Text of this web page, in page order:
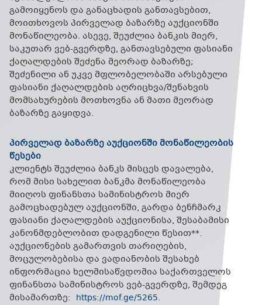
გამოიყენოს და განაცხადის განთავსებით,
მოითხოვოს პირველად ბაზარზე აუქციონში
მონაწილეობა. ასევე, შეუძლია ბანკის მიერ,
საკუთარ ვებ-გვერდზე, განთავსებული ფასიანი
ქაღალდების შეძენა მეორად ბაზარზე;
შეძენილი ან უკვე მფლობელობაში არსებული
ფასიანი ქაღალდების აღრიცხვა/შენახვის
მომსახურების მოთხოვნა ან მათი მეორად
ბაზარზე გაყიდვა.
პირველად ბაზარზე აუქციონში მონაწილეობის
წესები
კლიენტს შეუძლია ბანკს მისცეს დავალება,
რომ მისი სახელით ბანკმა მონაწილეობა
მიიღოს ფინანსთა სამინისტროს მიერ
გამოცხადებულ აუქციონში, გარდა ბენჩმარკ
ფასიანი ქაღალდების აუქციონისა, შესაბამისი
კანონმდებლობით დადგენილი წესით**.
აუქციონების გამართვის თარიღების,
მოცულობებისა და ვადიანობის შესახებ
ინფორმაცია ხელმისაწვდომია საქართველოს
ფინანსთა სამინისტროს ვებ-გვერდზე, შემდეგ
მისამართზე: https://mof.ge/5265.